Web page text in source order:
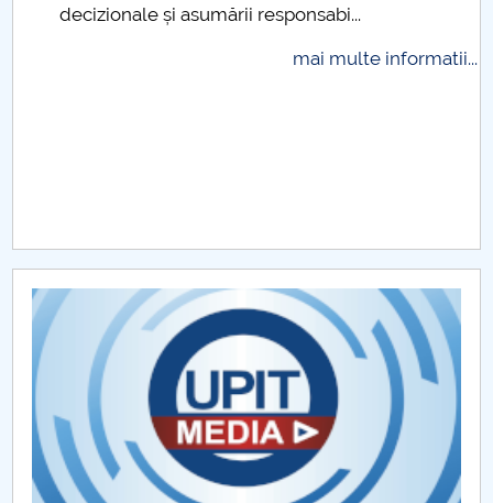
Chestionar angajabilitate ALUMNI – UPB
Metodologii Senat 2026
decizionale și asumării responsabi...
mai multe informatii...